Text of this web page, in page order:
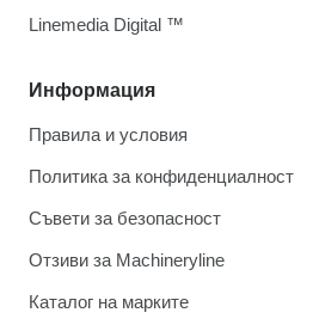
Информация
Правила и условия
Политика за конфиденциалност
Съвети за безопасност
Отзиви за Machineryline
Каталог на марките
Linemedia Digital ™